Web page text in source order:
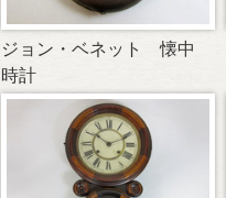
ジョン・ベネット 懐中
時計